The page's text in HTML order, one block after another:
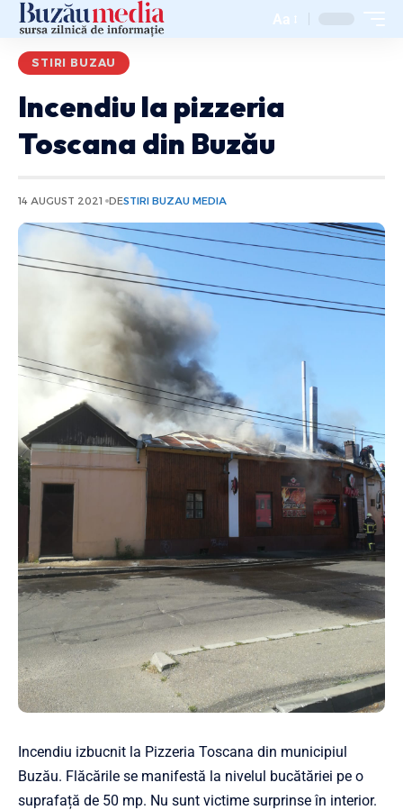
Aa
STIRI BUZAU
Incendiu la pizzeria
Toscana din Buzău
14 AUGUST 2021 DESTIRI BUZAU MEDIA
Incendiu izbucnit la Pizzeria Toscana din municipiul
Buzău. Flăcările se manifestă la nivelul bucătăriei pe o
suprafață de 50 mp. Nu sunt victime surprinse în interior.